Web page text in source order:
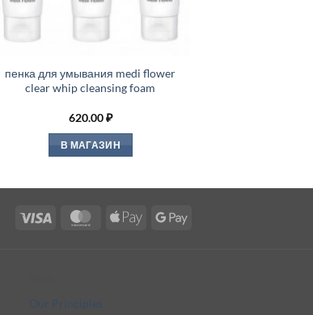
пенка для умывания medi flower
clear whip cleansing foam
620.00₽
В МАГАЗИН
Visa MasterCardApple
Google
Our Principles